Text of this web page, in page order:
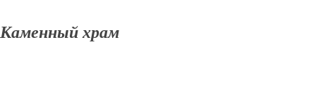
Каменный храм